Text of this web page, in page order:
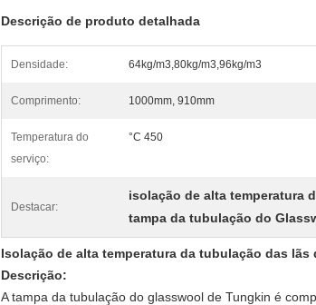
Descrição de produto detalhada
Densidade: 64kg/m3,80kg/m3,96kg/m3
Comprimento: 1000mm, 910mm
Temperatura do
serviço:
°C 450
Destacar:
isolação de alta temperatura
tampa da tubulação do
Isolação de alta temperatura da tubulação das lãs
Descrição:
A tampa da tubulação do glasswool de Tungkin é